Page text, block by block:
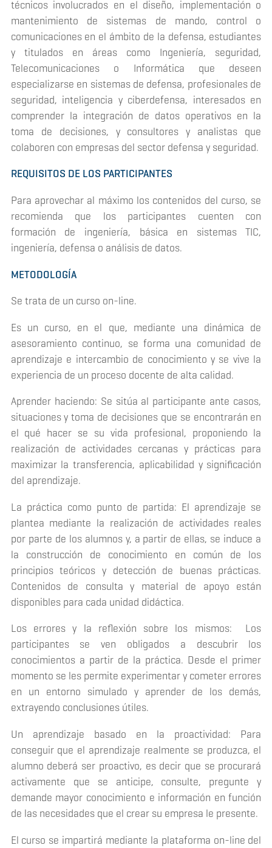
técnicos involucrados en el diseño, implementación o
mantenimiento de sistemas de mando, control o
comunicaciones en el ámbito de la defensa, estudiantes
y titulados en áreas como Ingeniería, seguridad,
Telecomunicaciones o Informática que deseen
especializarse en sistemas de defensa, profesionales de
seguridad, inteligencia y ciberdefensa, interesados en
comprender la integración de datos operativos en la
toma de decisiones, y consultores y analistas que
colaboren con empresas del sector defensa y seguridad.
REQUISITOS DE LOS PARTICIPANTES
Para aprovechar al máximo los contenidos del curso, se
recomienda que los participantes cuenten con
formación de ingeniería, básica en sistemas TIC,
ingeniería, defensa o análisis de datos.
METODOLOGÍA
Se trata de un curso on-line.
Es un curso, en el que, mediante una dinámica de
asesoramiento continuo, se forma una comunidad de
aprendizaje e intercambio de conocimiento y se vive la
experiencia de un proceso docente de alta calidad.
Aprender haciendo: Se sitúa al participante ante casos,
situaciones y toma de decisiones que se encontrarán en
el qué hacer se su vida profesional, proponiendo la
realización de actividades cercanas y prácticas para
maximizar la transferencia, aplicabilidad y significación
del aprendizaje.
La práctica como punto de partida: El aprendizaje se
plantea mediante la realización de actividades reales
por parte de los alumnos y, a partir de ellas, se induce a
la construcción de conocimiento en común de los
principios teóricos y detección de buenas prácticas.
Contenidos de consulta y material de apoyo están
disponibles para cada unidad didáctica.
Los errores y la reflexión sobre los mismos: Los
participantes se ven obligados a descubrir los
conocimientos a partir de la práctica. Desde el primer
momento se les permite experimentar y cometer errores
en un entorno simulado y aprender de los demás,
extrayendo conclusiones útiles.
Un aprendizaje basado en la proactividad: Para
conseguir que el aprendizaje realmente se produzca, el
alumno deberá ser proactivo, es decir que se procurará
activamente que se anticipe, consulte, pregunte y
demande mayor conocimiento e información en función
de las necesidades que el crear su empresa le presente.
El curso se impartirá mediante la plataforma on-line del